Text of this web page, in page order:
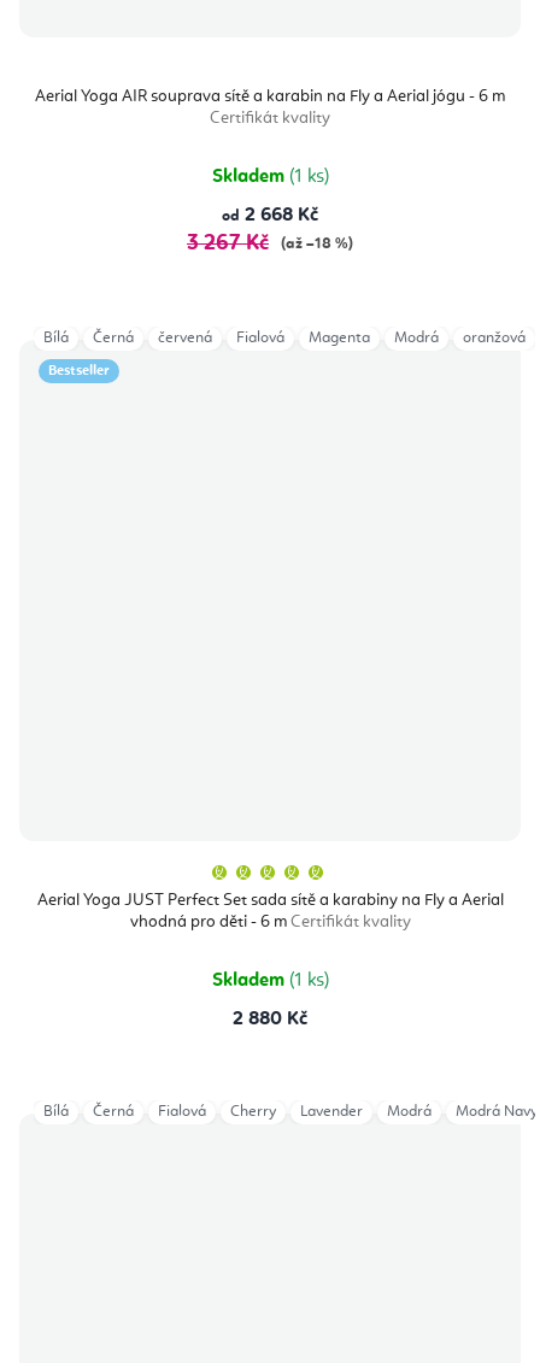
Aerial Yoga AIR souprava sítě a karabin na Fly a Aerial jógu - 6 m
Certifikát kvality
Skladem (1 ks)
od 2 668 Kč
3 267 Kč (až –18 %)
Bestseller
Aerial Yoga JUST Perfect Set sada sítě a karabiny na Fly a Aerial
vhodná pro děti - 6 m Certifikát kvality
produktu
je
5,0
Skladem (1 ks)
2 880 Kč
Bílá Černá červená Fialová Magenta Modrá oranžová
Bílá Černá Fialová Cherry Lavender Modrá Modrá Navy